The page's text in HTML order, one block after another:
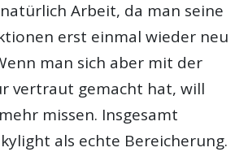
Arbeit, da man seine
erst einmal wieder neu
man sich aber mit der
vertraut gemacht hat, will
missen. Insgesamt
als echte Bereicherung.